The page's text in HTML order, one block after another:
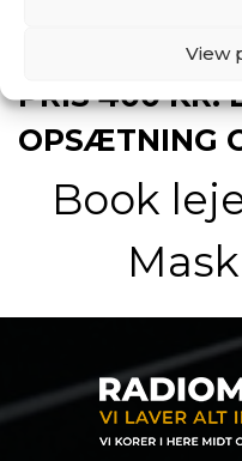
View
kan lejes som selvhenter,
levering under Om Os,
PRIS 400 KR.
OPSÆTNING
Book